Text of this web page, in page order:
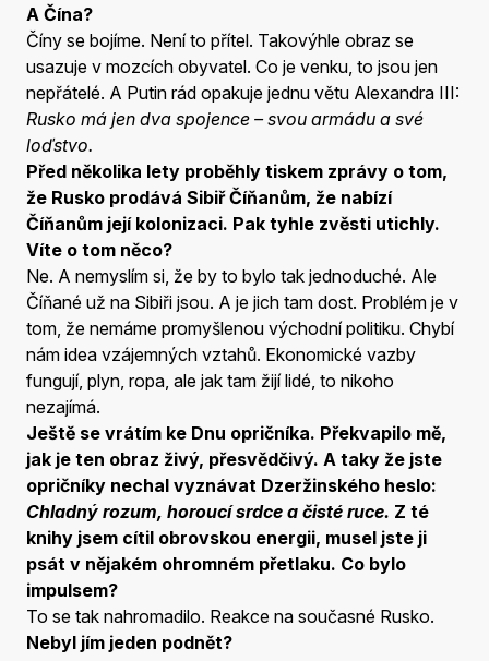
A Čína?
Číny se bojíme. Není to přítel. Takovýhle obraz se
usazuje v mozcích obyvatel. Co je venku, to jsou jen
nepřátelé. A Putin rád opakuje jednu větu Alexandra III:
Rusko má jen dva spojence – svou armádu a své
loďstvo.
Před několika lety proběhly tiskem zprávy o tom,
že Rusko prodává Sibiř Číňanům, že nabízí
Číňanům její kolonizaci. Pak tyhle zvěsti utichly.
Víte o tom něco?
Ne. A nemyslím si, že by to bylo tak jednoduché. Ale
Číňané už na Sibiři jsou. A je jich tam dost. Problém je v
tom, že nemáme promyšlenou východní politiku. Chybí
nám idea vzájemných vztahů. Ekonomické vazby
fungují, plyn, ropa, ale jak tam žijí lidé, to nikoho
nezajímá.
Ještě se vrátím ke Dnu opričníka. Překvapilo mě,
jak je ten obraz živý, přesvědčivý. A taky že jste
opričníky nechal vyznávat Dzeržinského heslo:
Chladný rozum, horoucí srdce a čisté ruce. Z té
knihy jsem cítil obrovskou energii, musel jste ji
psát v nějakém ohromném přetlaku. Co bylo
impulsem?
To se tak nahromadilo. Reakce na současné Rusko.
Nebyl jím jeden podnět?